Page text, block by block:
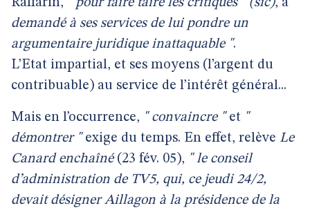
Raffarin, " pour faire taire les critiques " (sic), a "
demandé à ses services de lui pondre un
argumentaire juridique inattaquable ".
L’Etat impartial, et ses moyens (l’argent du
contribuable) au service de l’intérêt général...
Mais en l’occurrence, " convaincre "et "
démontrer "exige du temps. En effet, relève Le
Canard enchaîné(23 fév. 05), " le conseil
d’administration de TV5, qui, ce jeudi 24/2,
devait désigner Aillagon à la présidence de la